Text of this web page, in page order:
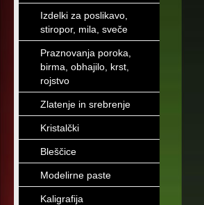
Izdelki za poslikavo,
stiropor, mila, sveče
Praznovanja poroka,
birma, obhajilo, krst,
rojstvo
Zlatenje in srebrenje
Kristalčki
Bleščice
Modelirne paste
Kaligrafija